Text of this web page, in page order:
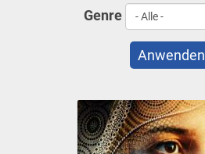
Genre
Anwenden